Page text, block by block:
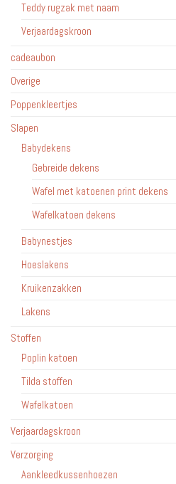
Teddy rugzak met naam
Verjaardagskroon
cadeaubon
Overige
Poppenkleertjes
Slapen
Babydekens
Gebreide dekens
Wafel met katoenen print dekens
Wafelkatoen dekens
Babynestjes
Hoeslakens
Kruikenzakken
Lakens
Stoffen
Poplin katoen
Tilda stoffen
Wafelkatoen
Verjaardagskroon
Verzorging
Aankleedkussenhoezen